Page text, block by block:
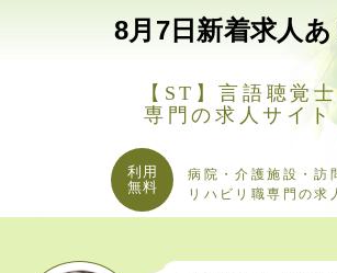
8月 7日 新着求人
【ST】言語聴覚士
専門の求人サイト
利用
無料
病院・介護施設・訪
リハビリ職専門の求